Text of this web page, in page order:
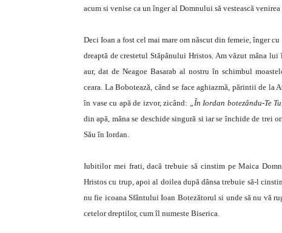
acum si venise ca un înger al Domnului să vestească
Deci Ioan a fost cel mai mare om născut din femeie, înger
dreaptă de crestetul Stăpânului Hristos. Am văzut mâna
aur, dat de Neagoe Basarab al nostru în schimbul
ceara. La Bobotează, când se face aghiazmă, părintii de la
în vase cu apă de izvor, zicând: „În Iordan botezându-Te
din apă, mâna se deschide singură si iar se închide de trei
Său în Iordan.
Iubitilor mei frati, dacă trebuie să cinstim pe Maica
Hristos cu trup, apoi al doilea după dânsa trebuie să-l
nu fie icoana Sfântului Ioan Botezătorul si unde să nu vă
cetelor dreptilor, cum îl numeste Biserica.